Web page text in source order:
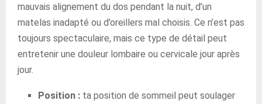
mauvais alignement du dos pendant la nuit, d’un
matelas inadapté ou d’oreillers mal choisis. Ce n’est pas
toujours spectaculaire, mais ce type de détail peut
entretenir une douleur lombaire ou cervicale jour après
jour.
Position : ta position de sommeil peut soulager